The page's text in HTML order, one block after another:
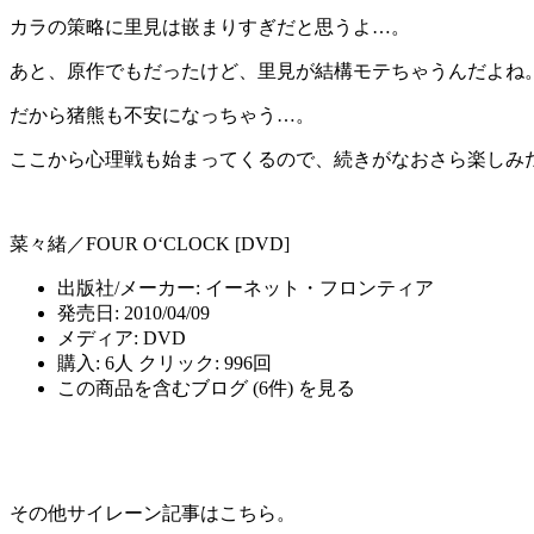
カラの策略に里見は嵌まりすぎだと思うよ…。
あと、原作でもだったけど、里見が結構モテちゃうんだよね。
だから猪熊も不安になっちゃう…。
ここから心理戦も始まってくるので、続きがなおさら楽しみ
菜々緒／FOUR O‘CLOCK [DVD]
出版社/メーカー: イーネット・フロンティア
発売日: 2010/04/09
メディア: DVD
購入 : 6人 クリック: 996回
この商品を含むブログ (6件) を見る
その他サイレーン記事はこちら。